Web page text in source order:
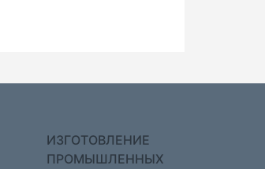
ИЗГОТОВЛЕНИЕ
ПРОМЫШЛЕННЫХ